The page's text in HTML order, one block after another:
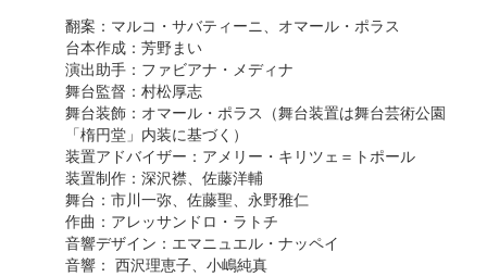
翻案：マルコ・サバティーニ、オマール・ポラス
台本作成：芳野まい
演出助手：ファビアナ・メディナ
舞台監督：村松厚志
舞台装飾：オマール・ポラス（舞台装置は舞台芸術公園
「楕円堂」内装に基づく）
装置アドバイザー：アメリー・キリツェ＝トポール
装置制作：深沢襟、佐藤洋輔
舞台：市川一弥、佐藤聖、永野雅仁
作曲：アレッサンドロ・ラトチ
音響デザイン：エマニュエル・ナッペイ
音響： 西沢理恵子、小嶋純真